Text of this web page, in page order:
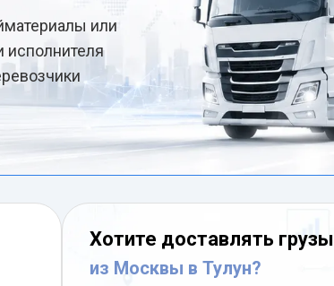
или
исполнителя
Хотите доставлять грузы
из Москвы в Тулун?